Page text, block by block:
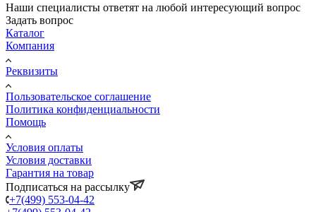
Наши специалисты ответят на любой интересующий вопрос
Задать вопрос
Каталог
Компания
Реквизиты
Пользовательское соглашение
Политика конфиденциальности
Помощь
Условия оплаты
Условия доставки
Гарантия на товар
Подписаться на рассылку
+7(499) 553-04-42